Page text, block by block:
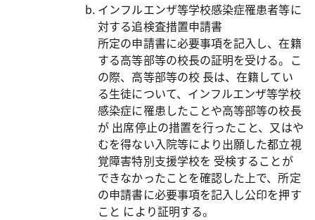
インフルエンザ等学校感染症罹患者等に
対する追検査措置申請書
所定の申請書に必要事項を記入し、在籍
する高等部等の校長の証明を受ける。こ
の際、高等部等の校 長は、在籍してい
る生徒について、インフルエンザ等学校
感染症に罹患したことや高等部等の校長
が 出席停止の措置を行ったこと、又はや
むを得ない入院等により出願した都立視
覚障害特別支援学校を 受検することが
できなかったことを確認した上で、所定
の申請書に必要事項を記入し公印を押す
こと により証明する。